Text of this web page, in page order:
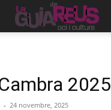
2025
- 24 novembre, 2025